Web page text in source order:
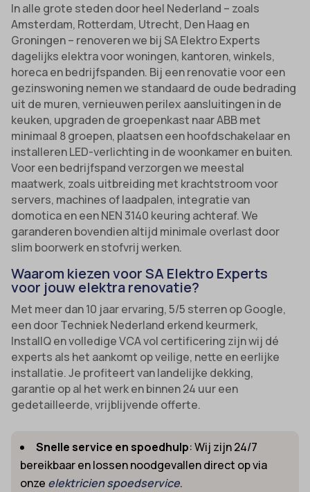
In alle grote steden door heel Nederland – zoals
Amsterdam, Rotterdam, Utrecht, Den Haag en
Groningen – renoveren we bij SA Elektro Experts
dagelijks elektra voor woningen, kantoren, winkels,
horeca en bedrijfspanden. Bij een renovatie voor een
gezinswoning nemen we standaard de oude bedrading
uit de muren, vernieuwen perilex aansluitingen in de
keuken, upgraden de groepenkast naar ABB met
minimaal 8 groepen, plaatsen een hoofdschakelaar en
installeren LED-verlichting in de woonkamer en buiten.
Voor een bedrijfspand verzorgen we meestal
maatwerk, zoals uitbreiding met krachtstroom voor
servers, machines of laadpalen, integratie van
domotica en een NEN 3140 keuring achteraf. We
garanderen bovendien altijd minimale overlast door
slim boorwerk en stofvrij werken.
Waarom kiezen voor SA Elektro Experts
voor jouw elektra renovatie?
Met meer dan 10 jaar ervaring, 5/5 sterren op Google,
een door Techniek Nederland erkend keurmerk,
InstallQ en volledige VCA vol certificering zijn wij dé
experts als het aankomt op veilige, nette en eerlijke
installatie. Je profiteert van landelijke dekking,
garantie op al het werk en binnen 24 uur een
gedetailleerde, vrijblijvende offerte.
Snelle service en spoedhulp: Wij zijn 24/7
bereikbaar en lossen noodgevallen direct op via
onze elektricien spoedservice.